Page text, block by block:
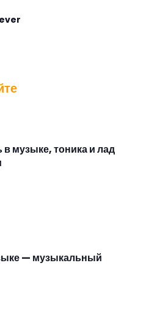
в музыке, тоника и лад
— музыкальный